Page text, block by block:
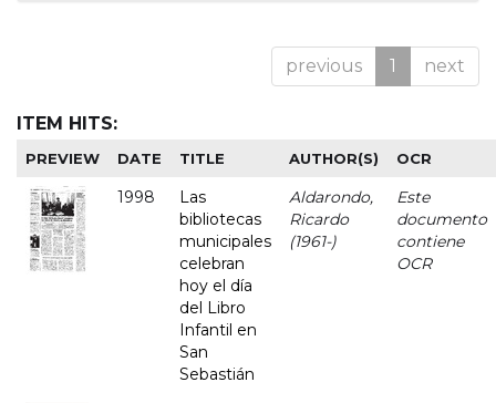
previous 1 next
ITEM HITS:
PREVIEW DATE TITLE AUTHOR(S) OCR
1998
Las
bibliotecas
municipales
celebran
hoy el día
del Libro
Infantil en
San
Sebastián
Aldarondo,
Ricardo
(1961-)
Este
documento
contiene
OCR